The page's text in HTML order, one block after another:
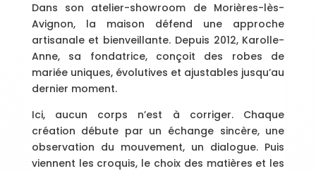
Dans son atelier-showroom de Morières-lès-
Avignon, la maison défend une approche
artisanale et bienveillante. Depuis 2012, Karolle-
Anne, sa fondatrice, conçoit des robes de
mariée uniques, évolutives et ajustables jusqu’au
dernier moment.
Ici, aucun corps n’est à corriger. Chaque
création débute par un échange sincère, une
observation du mouvement, un dialogue. Puis
viennent les croquis, le choix des matières et les